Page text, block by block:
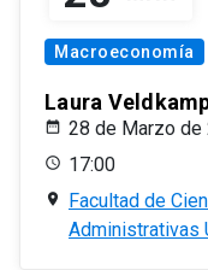
Macroeconomía
Laura
28 de Marzo de
17:00
Facultad de
Administrativas